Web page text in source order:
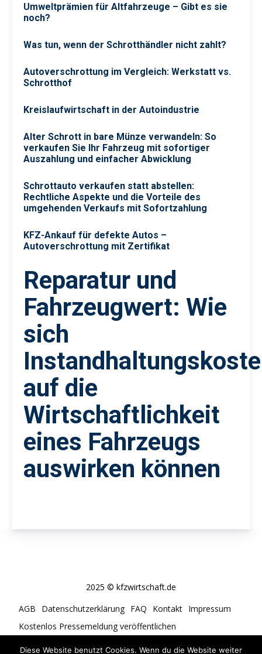
Umweltprämien für Altfahrzeuge – Gibt es sie
noch?
Was tun, wenn der Schrotthändler nicht zahlt?
Autoverschrottung im Vergleich: Werkstatt vs.
Schrotthof
Kreislaufwirtschaft in der Autoindustrie
Alter Schrott in bare Münze verwandeln: So
verkaufen Sie Ihr Fahrzeug mit sofortiger
Auszahlung und einfacher Abwicklung
Schrottauto verkaufen statt abstellen:
Rechtliche Aspekte und die Vorteile des
umgehenden Verkaufs mit Sofortzahlung
KFZ-Ankauf für defekte Autos –
Autoverschrottung mit Zertifikat
Reparatur und
Fahrzeugwert: Wie
sich
auf die
Wirtschaftlichkeit
eines Fahrzeugs
auswirken können
2025 © kfzwirtschaft.de
AGB
Datenschutzerklärung FAQ Kontakt Impressum
Kostenlos Pressemeldung veröffentlichen
Diese Website benutzt Cookies. Wenn du die Website weiter